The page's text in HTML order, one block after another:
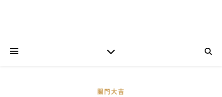
關門大吉